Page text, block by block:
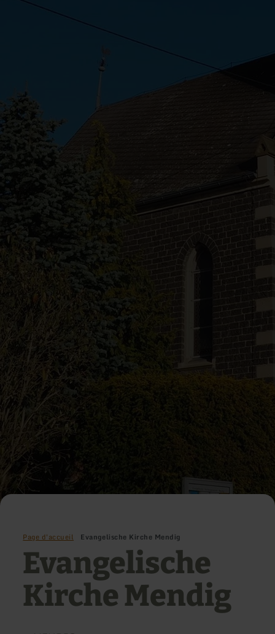
Page d'accueil Evangelische Kirche Mendig
Evangelische
Kirche Mendig